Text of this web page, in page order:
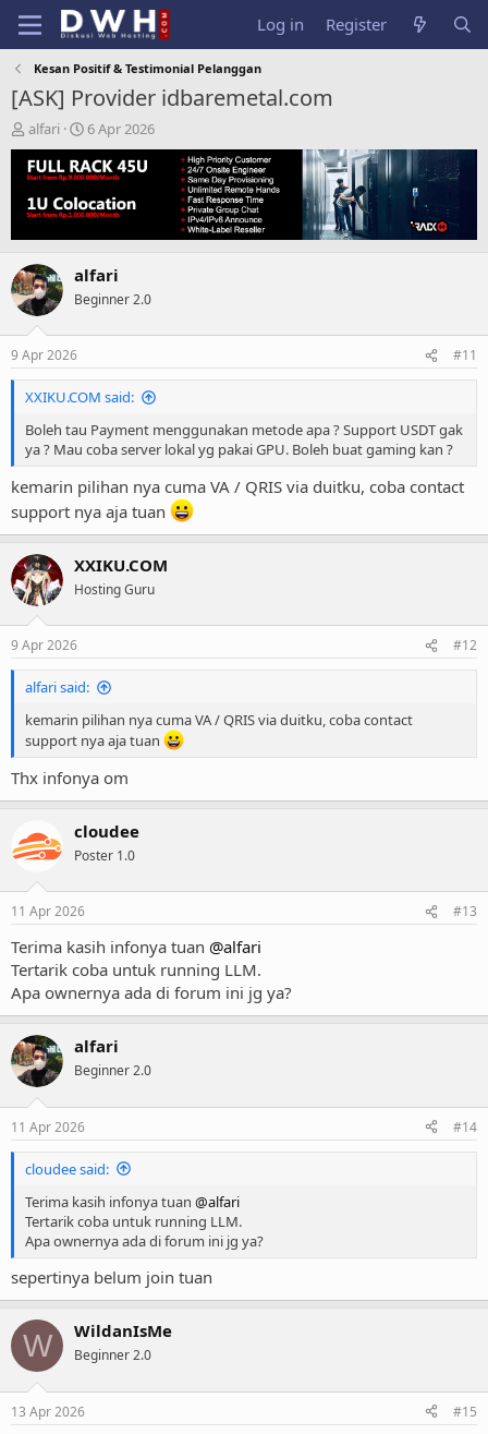
Log in Register
Kesan Positif & Testimonial Pelanggan
[ASK] Provider idbaremetal.com
T
h
r
e
a
s
t
a
r
r
alfari
S
t
a
r
t
a
t
e
6 Apr 2026
alfari
Beginner 2.0
9 Apr 2026 #11
XXIKU.COM said:
Boleh tau Payment menggunakan metode apa ? Support USDT gak
ya ? Mau coba server lokal yg pakai GPU. Boleh buat gaming kan ?
kemarin pilihan nya cuma VA / QRIS via duitku, coba contact
support nya aja tuan
XXIKU.COM
Hosting Guru
9 Apr 2026 #12
alfari said:
kemarin pilihan nya cuma VA / QRIS via duitku, coba contact
support nya aja tuan
Thx infonya om
cloudee
Poster 1.0
11 Apr 2026 #13
Terima kasih infonya tuan @alfari
Tertarik coba untuk running LLM.
Apa ownernya ada di forum ini jg ya?
alfari
Beginner 2.0
11 Apr 2026 #14
cloudee said:
Terima kasih infonya tuan @alfari
Tertarik coba untuk running LLM.
Apa ownernya ada di forum ini jg ya?
sepertinya belum join tuan
W WildanIsMe
Beginner 2.0
13 Apr 2026 #15